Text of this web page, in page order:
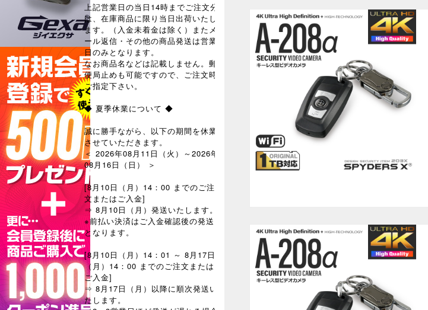
上記営業日の当日14時までご注文分
は、在庫商品に限り当日出荷いたし
ます。（入金未着金は除く）またメ
ール返信・その他の商品発送は営業
日のみとなります。
なお商品名などは記載しません。郵
便局止めも可能ですので、ご注文時
ご指定下さい。
◆ 夏季休業について ◆
誠に勝手ながら、以下の期間を休業
させていただきます。
＜ 2026年08月11日（火）～2026年
08月16日（日） ＞
[8月10日（月）14：00 までのご注
文またはご入金]
⇒ 8月10日（月）発送いたします。
※前払い決済はご入金確認後の発送
となります。
[8月10日（月）14：01 ～ 8月17日
（月）14：00 までのご注文または
ご入金]
⇒ 8月17日（月）以降に順次発送い
たします。